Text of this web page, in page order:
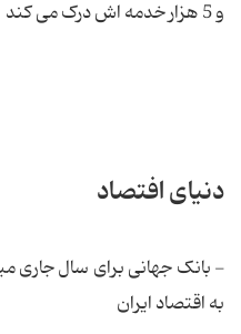
و 5 هزار خدمه اش درک می کند
دنیای افتصاد
- بانک جهانی برای سال جاری
به اقتصاد ایران